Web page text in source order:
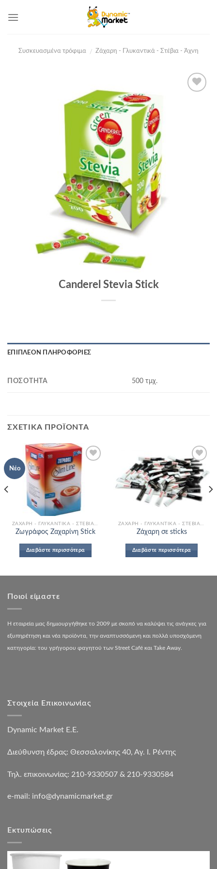
Συσκευασμένα τρόφιμα / Ζάχαρη - Γλυκαντικά - Στέβια - Άχνη
Canderel Stevia Stick
ΕΠΙΠΛΈΟΝ ΠΛΗΡΟΦΟΡΊΕΣ
ΠΟΣΌΤΗΤΑ 500 τμχ.
ΣΧΕΤΙΚΆ ΠΡΟΪΌΝΤΑ
Νέο
Wishlist
ΖΆΧΑΡΗ - ΓΛΥΚΑΝΤΙΚΆ - ΣΤΈΒΙΑ - ΆΧΝΗ
Ζωγράφος Ζαχαρίνη Stick
Διαβάστε περισσότερα
Add to
Wishlist
ΖΆΧΑΡΗ - ΓΛΥΚΑΝΤΙΚΆ - ΣΤΈΒΙΑ - ΆΧΝΗ
Ζάχαρη σε sticks
Διαβάστε περισσότερα
Ποιοί είμαστε
Η εταιρεία μας δημιουργήθηκε το 2009 με σκοπό να καλύψει τις ανάγκες για
εξυπηρέτηση και νέα προϊόντα, την αναπτυσσόμενη και πολλά υποσχόμενη
κατηγορία: του γρήγορου φαγητού των Street Café και Take Away.
Στοιχεία Επικοινωνίας
Dynamic Market Ε.Ε.
Διεύθυνση έδρας: Θεσσαλονίκης 40, Αγ. Ι. Ρέντης
Τηλ. επικοινωνίας: 210-9330507 & 210-9330584
e-mail: info@dynamicmarket.gr
Εκτυπώσεις